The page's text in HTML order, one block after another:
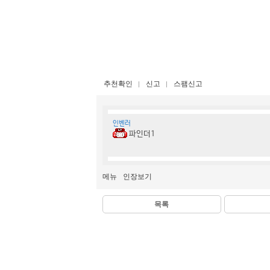
추천확인 신고 스팸신고
인벤러
파인더1
메뉴 인장보기
목록